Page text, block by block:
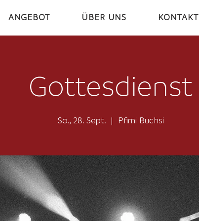
ANGEBOT ÜBER UNS KONTAKT
Gottesdienst
So., 28. Sept.
  |
Pfimi Buchsi